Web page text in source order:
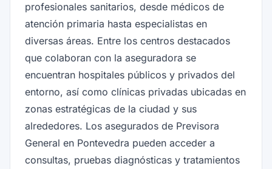
profesionales sanitarios, desde médicos de
atención primaria hasta especialistas en
diversas áreas. Entre los centros destacados
que colaboran con la aseguradora se
encuentran hospitales públicos y privados del
entorno, así como clínicas privadas ubicadas en
zonas estratégicas de la ciudad y sus
alrededores. Los asegurados de Previsora
General en Pontevedra pueden acceder a
consultas, pruebas diagnósticas y tratamientos